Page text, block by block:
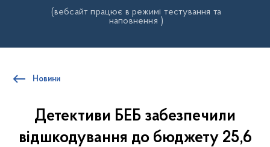
(вебсайт працює в режимі тестування та
наповнення )
Новини
Детективи БЕБ забезпечили
відшкодування до бюджету 25,6